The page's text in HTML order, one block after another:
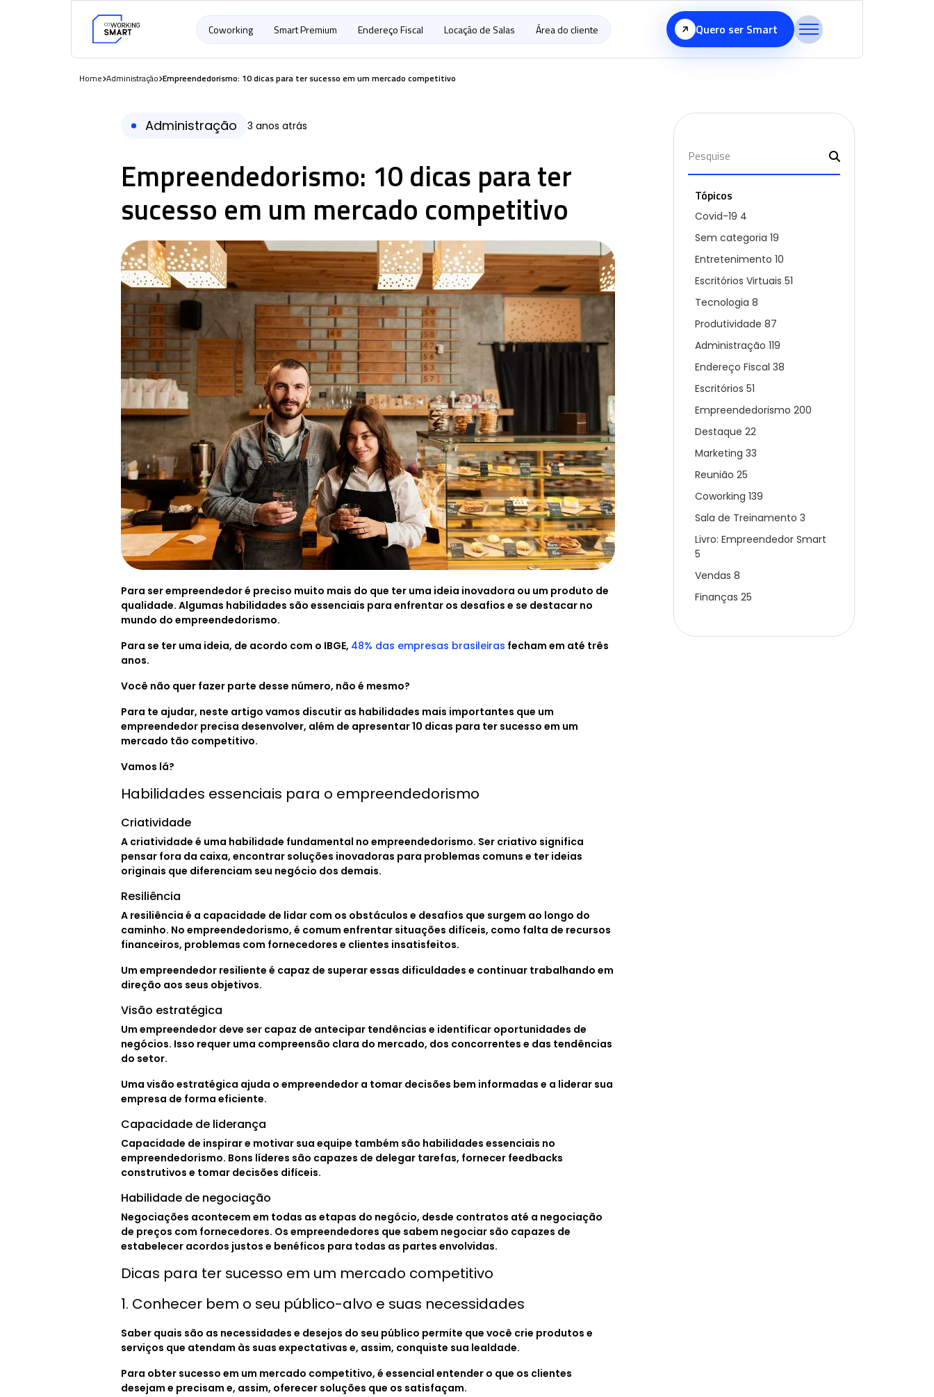
Coworking Smart Premium Endereço Fiscal Locação de Salas Área do cliente Quero ser Smart
Home Administração Empreendedorismo: 10 dicas para ter sucesso em um mercado competitivo
Administração 3 anos atrás
Empreendedorismo: 10 dicas para ter
sucesso em um mercado competitivo
Para ser empreendedor é preciso muito mais do que ter uma ideia inovadora ou um produto de
qualidade. Algumas habilidades são essenciais para enfrentar os desafios e se destacar no
mundo do empreendedorismo.
Para se ter uma ideia, de acordo com o IBGE, 48% das empresas brasileiras fecham em até três
anos.
Você não quer fazer parte desse número, não é mesmo?
Para te ajudar, neste artigo vamos discutir as habilidades mais importantes que um
empreendedor precisa desenvolver, além de apresentar 10 dicas para ter sucesso em um
mercado tão competitivo.
Vamos lá?
Habilidades essenciais para o empreendedorismo
Criatividade
A criatividade é uma habilidade fundamental no empreendedorismo. Ser criativo significa
pensar fora da caixa, encontrar soluções inovadoras para problemas comuns e ter ideias
originais que diferenciam seu negócio dos demais.
Resiliência
A resiliência é a capacidade de lidar com os obstáculos e desafios que surgem ao longo do
caminho. No empreendedorismo, é comum enfrentar situações difíceis, como falta de recursos
financeiros, problemas com fornecedores e clientes insatisfeitos.
Um empreendedor resiliente é capaz de superar essas dificuldades e continuar trabalhando em
direção aos seus objetivos.
Visão estratégica
Um empreendedor deve ser capaz de antecipar tendências e identificar oportunidades de
negócios. Isso requer uma compreensão clara do mercado, dos concorrentes e das tendências
do setor.
Uma visão estratégica ajuda o empreendedor a tomar decisões bem informadas e a liderar sua
empresa de forma eficiente.
Capacidade de liderança
Capacidade de inspirar e motivar sua equipe também são habilidades essenciais no
empreendedorismo. Bons líderes são capazes de delegar tarefas, fornecer feedbacks
construtivos e tomar decisões difíceis.
Habilidade de negociação
Negociações acontecem em todas as etapas do negócio, desde contratos até a negociação
de preços com fornecedores. Os empreendedores que sabem negociar são capazes de
estabelecer acordos justos e benéficos para todas as partes envolvidas.
Dicas para ter sucesso em um mercado competitivo
1. Conhecer bem o seu público-alvo e suas necessidades
Saber quais são as necessidades e desejos do seu público permite que você crie produtos e
serviços que atendam às suas expectativas e, assim, conquiste sua lealdade.
Para obter sucesso em um mercado competitivo, é essencial entender o que os clientes
desejam e precisam e, assim, oferecer soluções que os satisfaçam.
Tópicos
Covid-19 4
Sem categoria 19
Entretenimento 10
Escritórios Virtuais 51
Tecnologia 8
Produtividade 87
Administração 119
Endereço Fiscal 38
Escritórios 51
Empreendedorismo 200
Destaque 22
Marketing 33
Reunião 25
Coworking 139
Sala de Treinamento 3
Livro: Empreendedor Smart
5
Vendas 8
Finanças 25